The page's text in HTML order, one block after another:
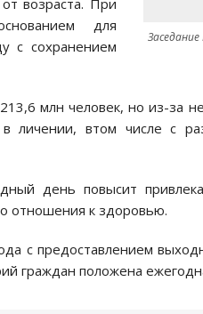
возраста. При
для
с сохранением
млн человек, но из-за
личении, втом числе с
день повысит
отношения к здоровью.
с предоставлением
граждан положена